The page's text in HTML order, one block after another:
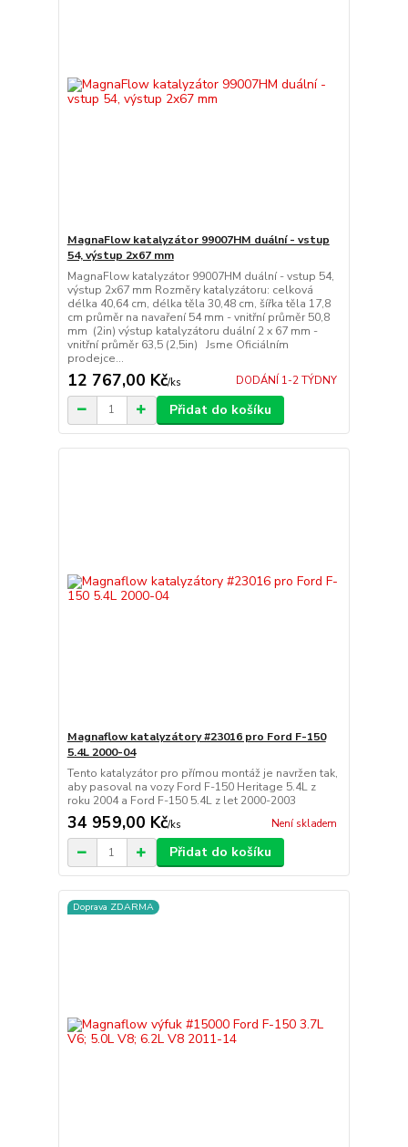
MagnaFlow katalyzátor 99007HM duální - vstup
54, výstup 2x67 mm
MagnaFlow katalyzátor 99007HM duální - vstup 54,
výstup 2x67 mm Rozměry katalyzátoru: celková
délka 40,64 cm, délka těla 30,48 cm, šířka těla 17,8
cm průměr na navaření 54 mm - vnitřní průměr 50,8
mm (2in) výstup katalyzátoru duální 2 x 67 mm -
vnitřní průměr 63,5 (2,5in) Jsme Oficiálním
prodejce...
12 767,00 Kč/ks DODÁNÍ 1-2 TÝDNY
Přidat do košíku
Magnaflow katalyzátory #23016 pro Ford F-150
5.4L 2000-04
Tento katalyzátor pro přímou montáž je navržen tak,
aby pasoval na vozy Ford F-150 Heritage 5.4L z
roku 2004 a Ford F-150 5.4L z let 2000-2003
34 959,00 Kč/ks Není skladem
Přidat do košíku
Doprava ZDARMA